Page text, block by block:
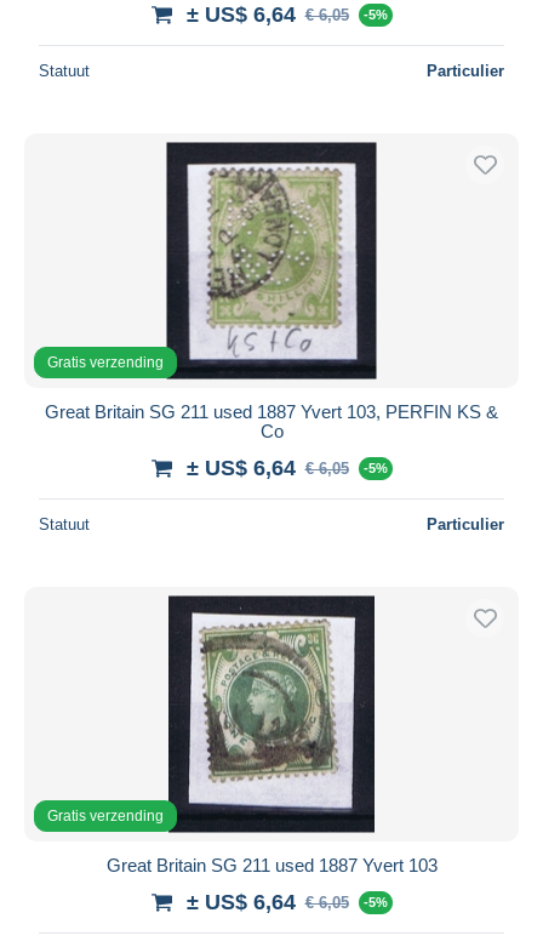
± US$ 6,64 € 6,05 -5%
Statuut Particulier
Gratis verzending
Great Britain SG 211 used 1887 Yvert 103, PERFIN KS &
Co
± US$ 6,64 € 6,05 -5%
Statuut Particulier
Gratis verzending
Great Britain SG 211 used 1887 Yvert 103
± US$ 6,64 € 6,05 -5%